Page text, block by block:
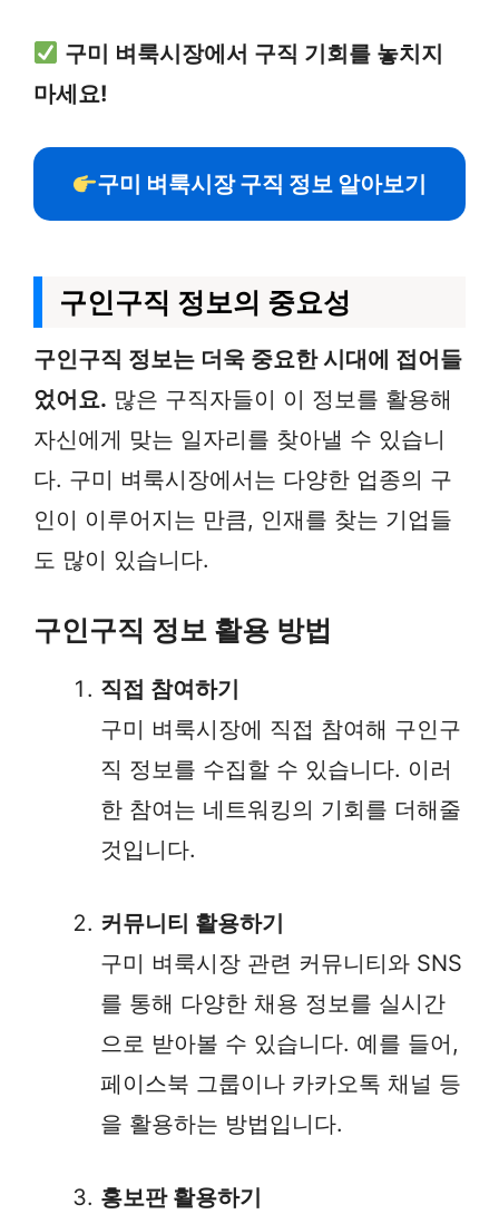
구미 벼룩시장에서 구직 기회를 놓치지
마세요!
구미 벼룩시장 구직 정보 알아보기
구인구직 정보의 중요성
구인구직 정보는 더욱 중요한 시대에 접어들
었어요. 많은 구직자들이 이 정보를 활용해
자신에게 맞는 일자리를 찾아낼 수 있습니
다. 구미 벼룩시장에서는 다양한 업종의 구
인이 이루어지는 만큼, 인재를 찾는 기업들
도 많이 있습니다.
구인구직 정보 활용 방법
직접 참여하기
구미 벼룩시장에 직접 참여해 구인구
직 정보를 수집할 수 있습니다. 이러
한 참여는 네트워킹의 기회를 더해줄
것입니다.
커뮤니티 활용하기
구미 벼룩시장 관련 커뮤니티와 SNS
를 통해 다양한 채용 정보를 실시간
으로 받아볼 수 있습니다. 예를 들어,
페이스북 그룹이나 카카오톡 채널 등
을 활용하는 방법입니다.
홍보판 활용하기